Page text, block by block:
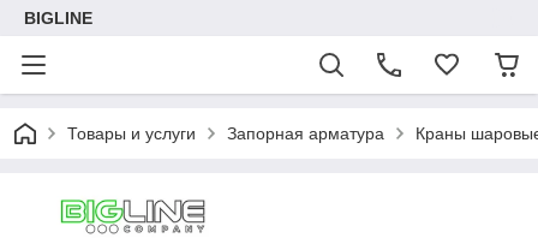
BIGLINE
Товары и услуги Запорная арматура Краны